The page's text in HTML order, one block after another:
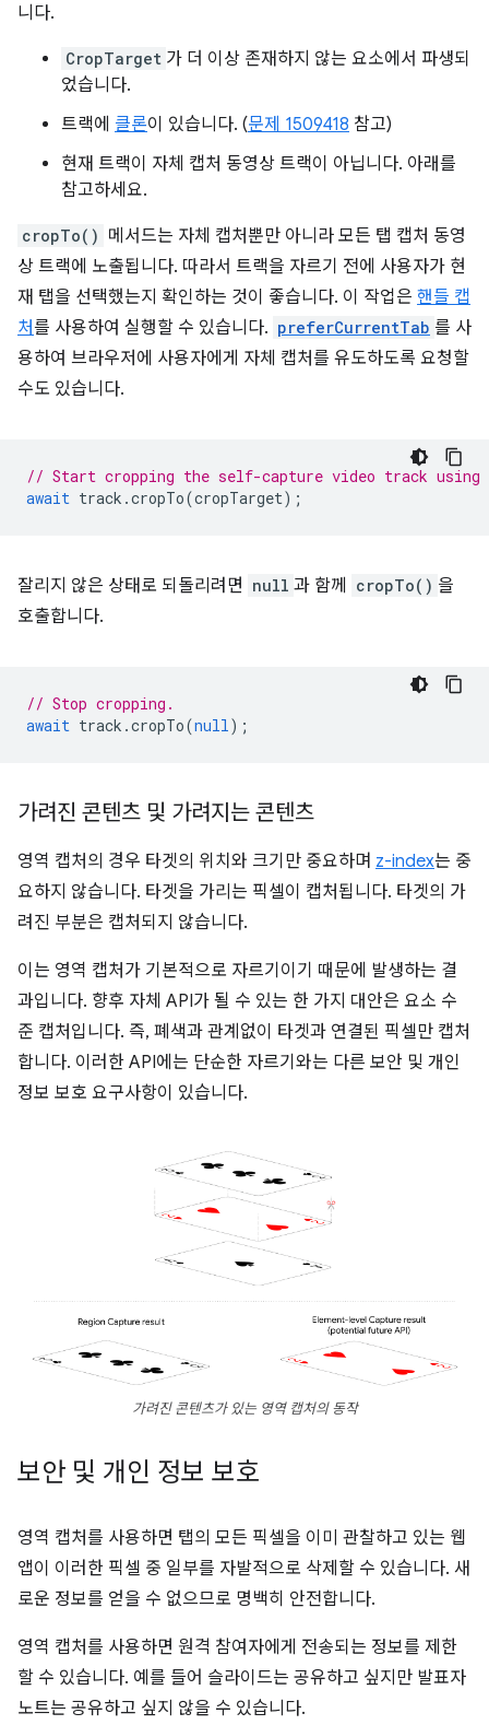
니다.
CropTarget 가 더 이상 존재하지 않는 요소에서 파생되
었습니다.
트랙에 클론이 있습니다. (문제 1509418 참고)
현재 트랙이 자체 캡처 동영상 트랙이 아닙니다. 아래를
참고하세요.
cropTo() 메서드는 자체 캡처뿐만 아니라 모든 탭 캡처 동영
상 트랙에 노출됩니다. 따라서 트랙을 자르기 전에 사용자가 현
재 탭을 선택했는지 확인하는 것이 좋습니다. 이 작업은 핸들 캡
처를 사용하여 실행할 수 있습니다. preferCurrentTab 를 사
용하여 브라우저에 사용자에게 자체 캡처를 유도하도록 요청할
수도 있습니다.
// Start cropping the self-capture video track using
await track .cropTo(cropTarget);
잘리지 않은 상태로 되돌리려면 null 과 함께 cropTo() 을
호출합니다.
// Stop cropping.
await track .cropTo(null );
가려진 콘텐츠 및 가려지는 콘텐츠
영역 캡처의 경우 타겟의 위치와 크기만 중요하며 z-index는 중
요하지 않습니다. 타겟을 가리는 픽셀이 캡처됩니다. 타겟의 가
려진 부분은 캡처되지 않습니다.
이는 영역 캡처가 기본적으로 자르기이기 때문에 발생하는 결
과입니다. 향후 자체 API가 될 수 있는 한 가지 대안은 요소 수
준 캡처입니다. 즉, 폐색과 관계없이 타겟과 연결된 픽셀만 캡처
합니다. 이러한 API에는 단순한 자르기와는 다른 보안 및 개인
정보 보호 요구사항이 있습니다.
가려진 콘텐츠가 있는 영역 캡처의 동작
보안 및 개인 정보 보호
영역 캡처를 사용하면 탭의 모든 픽셀을 이미 관찰하고 있는 웹
앱이 이러한 픽셀 중 일부를 자발적으로 삭제할 수 있습니다. 새
로운 정보를 얻을 수 없으므로 명백히 안전합니다.
영역 캡처를 사용하면 원격 참여자에게 전송되는 정보를 제한
할 수 있습니다. 예를 들어 슬라이드는 공유하고 싶지만 발표자
노트는 공유하고 싶지 않을 수 있습니다.